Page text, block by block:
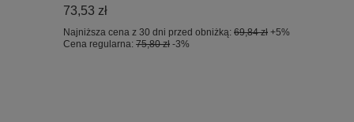
73,53 zł
Najniższa cena z 30 dni przed obniżką: 69,84 zł +5%
Cena regularna: 75,80 zł -3%